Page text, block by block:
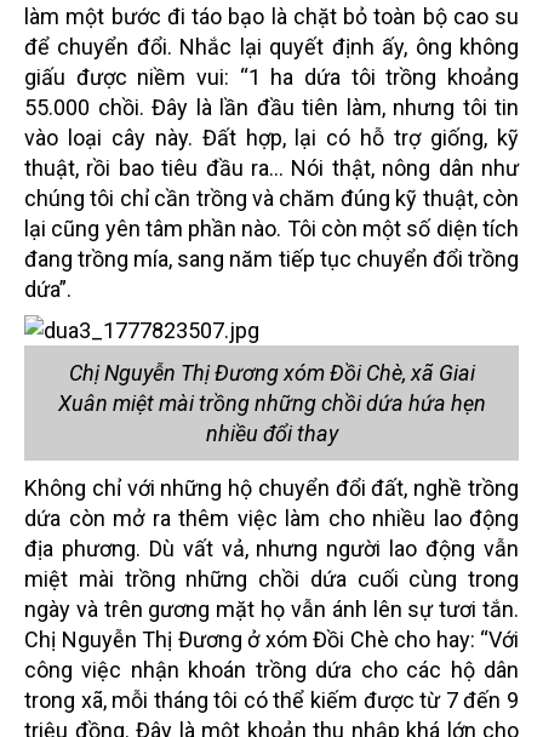
làm một bước đi táo bạo là chặt bỏ toàn bộ cao su
để chuyển đổi. Nhắc lại quyết định ấy, ông không
giấu được niềm vui: “1 ha dứa tôi trồng khoảng
55.000 chồi. Đây là lần đầu tiên làm, nhưng tôi tin
vào loại cây này. Đất hợp, lại có hỗ trợ giống, kỹ
thuật, rồi bao tiêu đầu ra… Nói thật, nông dân như
chúng tôi chỉ cần trồng và chăm đúng kỹ thuật, còn
lại cũng yên tâm phần nào. Tôi còn một số diện tích
đang trồng mía, sang năm tiếp tục chuyển đổi trồng
dứa”.
Chị Nguyễn Thị Đương xóm Đồi Chè, xã Giai
Xuân miệt mài trồng những chồi dứa hứa hẹn
nhiều đổi thay
Không chỉ với những hộ chuyển đổi đất, nghề trồng
dứa còn mở ra thêm việc làm cho nhiều lao động
địa phương. Dù vất vả, nhưng người lao động vẫn
miệt mài trồng những chồi dứa cuối cùng trong
ngày và trên gương mặt họ vẫn ánh lên sự tươi tắn.
Chị Nguyễn Thị Đương ở xóm Đồi Chè cho hay: “Với
công việc nhận khoán trồng dứa cho các hộ dân
trong xã, mỗi tháng tôi có thể kiếm được từ 7 đến 9
triệu đồng. Đây là một khoản thu nhập khá lớn cho